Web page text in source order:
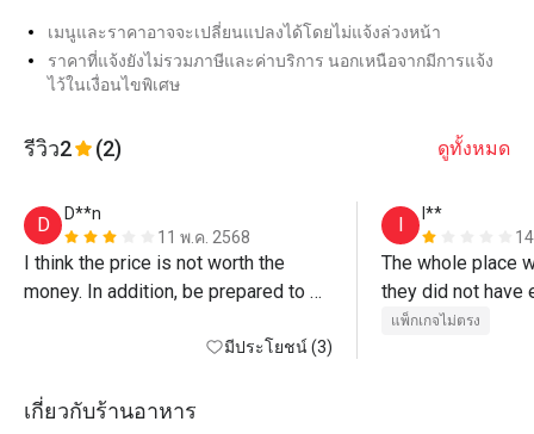
เมนูและราคาอาจจะเปลี่ยนแปลงได้โดยไม่แจ้งล่วงหน้า
ราคาที่แจ้งยังไม่รวมภาษีและค่าบริการ นอกเหนือจากมีการแจ้ง
ไว้ในเงื่อนไขพิเศษ
รีวิว2 (2) ดูทั้งหมด
D
D**n
11 พ.ค. 2568
I think the price is not worth the
money. In addition, be prepared to
water, which is an excessive price
มีประโยชน์ (3)
I
I**
The whole place
they did not have
foods. It
แพ็กเกจไม่ตรง
เกี่ยวกับร้านอาหาร